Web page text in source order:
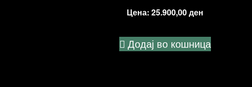
Цена: 25.900,00ден
Додај во кошница